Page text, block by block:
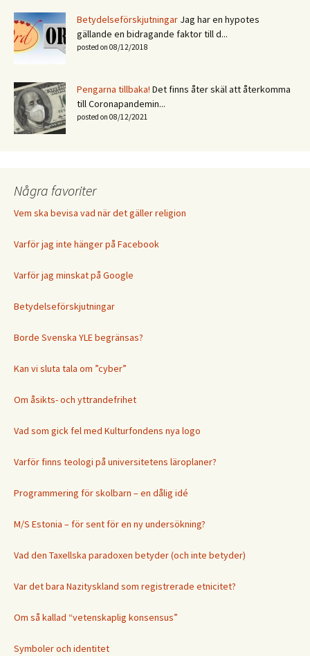
Betydelseförskjutningar Jag har en hypotes
gällande en bidragande faktor till d...
posted on 08/12/2018
Pengarna tillbaka! Det finns åter skäl att återkomma
till Coronapandemin...
posted on 08/12/2021
Några favoriter
Vem ska bevisa vad när det gäller religion
Varför jag inte hänger på Facebook
Varför jag minskat på Google
Betydelseförskjutningar
Borde Svenska YLE begränsas?
Kan vi sluta tala om ”cyber”
Om åsikts- och yttrandefrihet
Vad som gick fel med Kulturfondens nya logo
Varför finns teologi på universitetens läroplaner?
Programmering för skolbarn – en dålig idé
M/S Estonia – för sent för en ny undersökning?
Vad den Taxellska paradoxen betyder (och inte betyder)
Var det bara Nazityskland som registrerade etnicitet?
Om så kallad “vetenskaplig konsensus”
Symboler och identitet